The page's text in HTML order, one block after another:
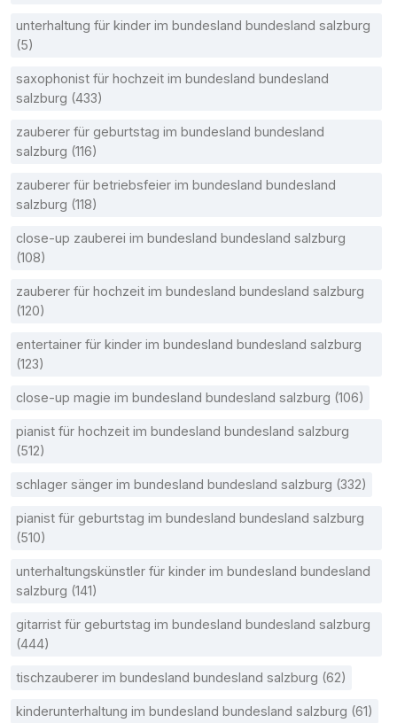
unterhaltung für kinder im bundesland bundesland salzburg
(5)
saxophonist für hochzeit im bundesland bundesland
salzburg (433)
zauberer für geburtstag im bundesland bundesland
salzburg (116)
zauberer für betriebsfeier im bundesland bundesland
salzburg (118)
close-up zauberei im bundesland bundesland salzburg
(108)
zauberer für hochzeit im bundesland bundesland salzburg
(120)
entertainer für kinder im bundesland bundesland salzburg
(123)
close-up magie im bundesland bundesland salzburg (106)
pianist für hochzeit im bundesland bundesland salzburg
(512)
schlager sänger im bundesland bundesland salzburg (332)
pianist für geburtstag im bundesland bundesland salzburg
(510)
unterhaltungskünstler für kinder im bundesland bundesland
salzburg (141)
gitarrist für geburtstag im bundesland bundesland salzburg
(444)
tischzauberer im bundesland bundesland salzburg (62)
kinderunterhaltung im bundesland bundesland salzburg (61)